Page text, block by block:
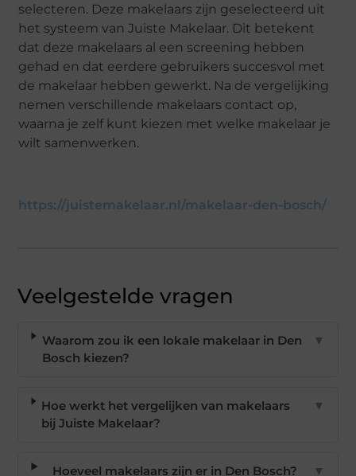
selecteren. Deze makelaars zijn geselecteerd uit
het systeem van Juiste Makelaar. Dit betekent
dat deze makelaars al een screening hebben
gehad en dat eerdere gebruikers succesvol met
de makelaar hebben gewerkt. Na de vergelijking
nemen verschillende makelaars contact op,
waarna je zelf kunt kiezen met welke makelaar je
wilt samenwerken.
https://juistemakelaar.nl/makelaar-den-bosch/
Veelgestelde vragen
Waarom zou ik een lokale makelaar in Den
Bosch kiezen?
▼
Hoe werkt het vergelijken van makelaars
bij Juiste Makelaar?
▼
Hoeveel makelaars zijn er in Den Bosch? ▼